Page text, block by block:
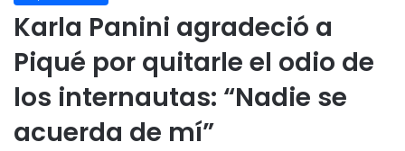
Karla Panini agradeció a
Piqué por quitarle el odio de
los internautas: “Nadie se
acuerda de mí”